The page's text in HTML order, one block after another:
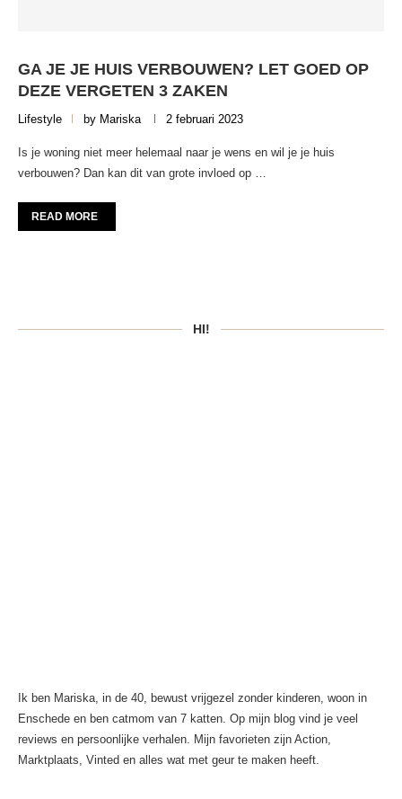
GA JE JE HUIS VERBOUWEN? LET GOED OP
DEZE VERGETEN 3 ZAKEN
Lifestyle by Mariska 2 februari 2023
Is je woning niet meer helemaal naar je wens en wil je je huis
verbouwen? Dan kan dit van grote invloed op …
READ MORE
HI!
Ik ben Mariska, in de 40, bewust vrijgezel zonder kinderen, woon in
Enschede en ben catmom van 7 katten. Op mijn blog vind je veel
reviews en persoonlijke verhalen. Mijn favorieten zijn Action,
Marktplaats, Vinted en alles wat met geur te maken heeft.